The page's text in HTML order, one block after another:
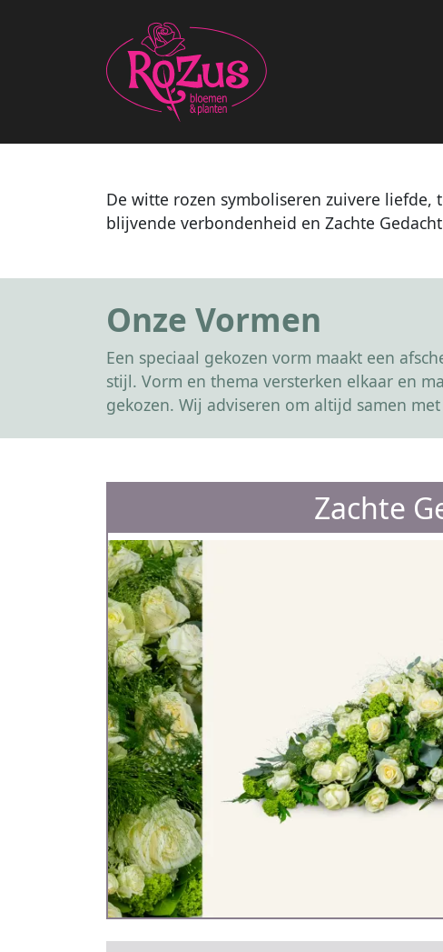
De witte rozen symboliseren zuivere
blijvende verbondenheid en Zachte
Onze Vormen
Een speciaal gekozen vorm maakt een
stijl. Vorm en thema versterken elkaar en
gekozen. Wij adviseren om altijd samen
Zachte